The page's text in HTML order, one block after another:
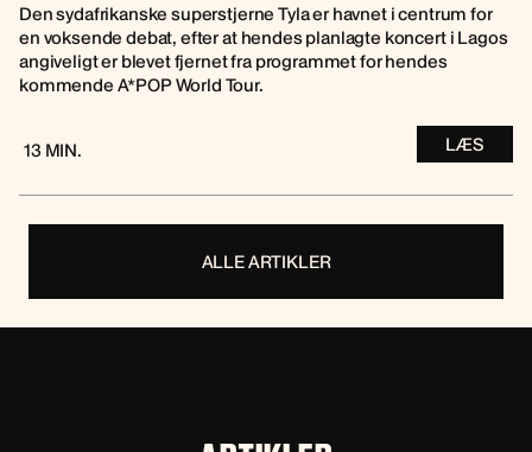
Den sydafrikanske superstjerne Tyla er havnet i centrum for
en voksende debat, efter at hendes planlagte koncert i Lagos
angiveligt er blevet fjernet fra programmet for hendes
kommende A*POP World Tour.
13 MIN. LÆS
ALLE ARTIKLER